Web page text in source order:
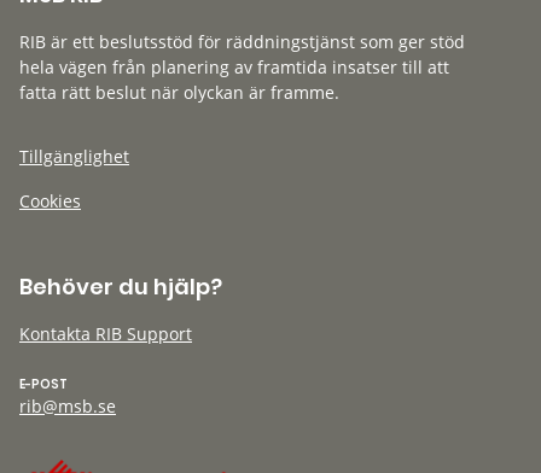
RIB är ett beslutsstöd för räddningstjänst som ger stöd
hela vägen från planering av framtida insatser till att
fatta rätt beslut när olyckan är framme.
Tillgänglighet
Cookies
Behöver du hjälp?
Kontakta RIB Support
E-POST
rib@msb.se